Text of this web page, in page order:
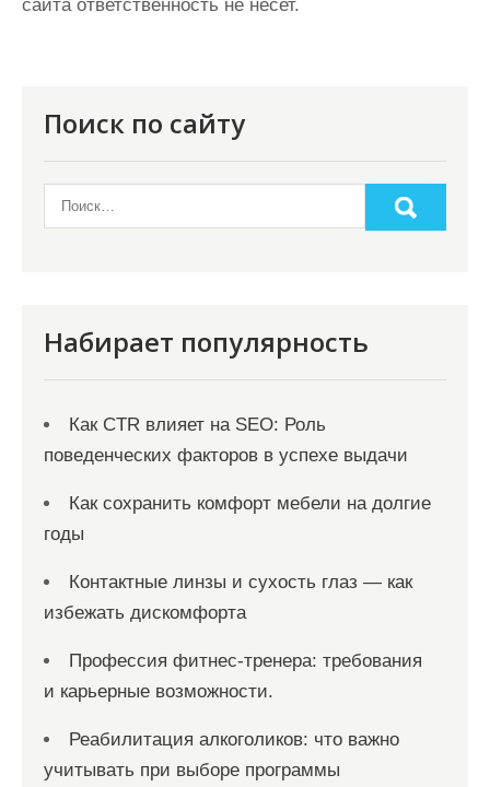
сайта ответственность не несет.
Поиск по сайту
Набирает популярность
Как CTR влияет на SEO: Роль
поведенческих факторов в успехе выдачи
Как сохранить комфорт мебели на долгие
годы
Контактные линзы и сухость глаз — как
избежать дискомфорта
Профессия фитнес-тренера: требования
и карьерные возможности.
Реабилитация алкоголиков: что важно
учитывать при выборе программы